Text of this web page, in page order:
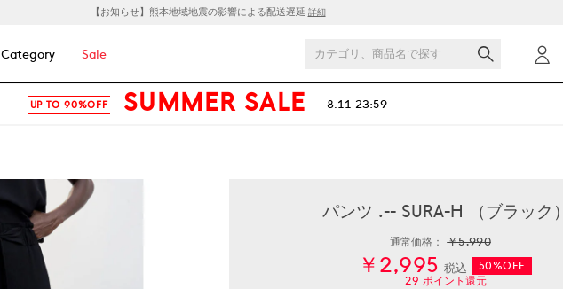
【お知らせ】熊本地域地震の影響による配送遅延 詳細
Category Sale
UP TO 90%OFF SUMMER SALE - 8.11 23:59
パンツ .-- SURA-H （ブラック）
通常価格：￥5,990
￥2,995 税込
50%OFF
29 ポイント還元